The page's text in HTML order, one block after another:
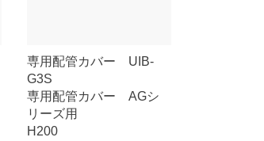
専用配管カバー UIB-
G3S
専用配管カバー AGシ
リーズ用
H200